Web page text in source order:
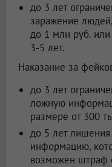
до 3 лет
заражение
до 1 млн руб.
3-5 лет.
Наказание за
до 3 лет
ложную
размере от 300
до 5 лет
информацию,
возможен штраф